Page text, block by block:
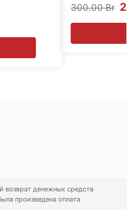
300.00Br
возврат денежных средств
произведена оплата